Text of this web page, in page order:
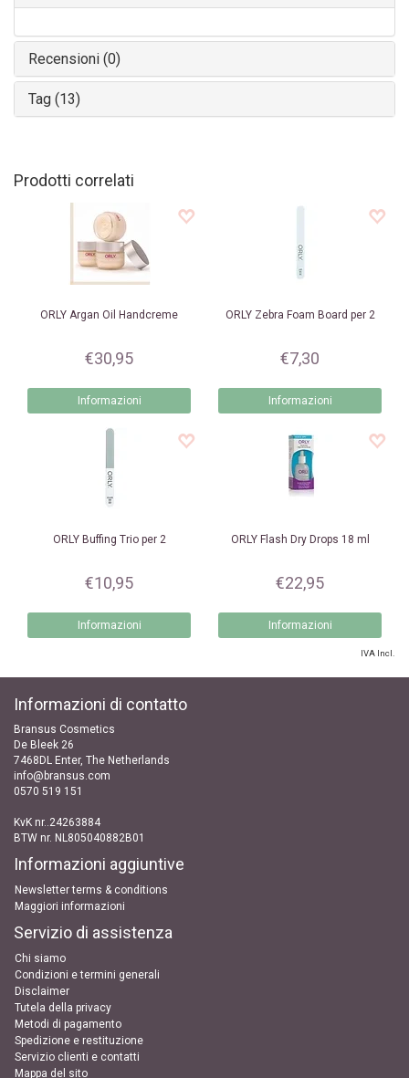
Recensioni (0)
Tag (13)
Prodotti correlati
ORLY Argan Oil Handcreme
€30,95
Informazioni
ORLYZebra Foam Board per 2
€7,30
Informazioni
ORLYBuffing Trio per 2
€10,95
Informazioni
ORLYFlash Dry Drops 18 ml
€22,95
Informazioni
IVA Incl.
Informazioni di contatto
Bransus Cosmetics
De Bleek 26
7468DL Enter, The Netherlands
info@bransus.com
0570 519 151
KvK nr..24263884
BTW nr. NL805040882B01
Informazioni aggiuntive
Newsletter terms & conditions
Maggiori informazioni
Servizio di assistenza
Chi siamo
Condizioni e termini generali
Disclaimer
Tutela della privacy
Metodi di pagamento
Spedizione e restituzione
Servizio clienti e contatti
Mappa del sito